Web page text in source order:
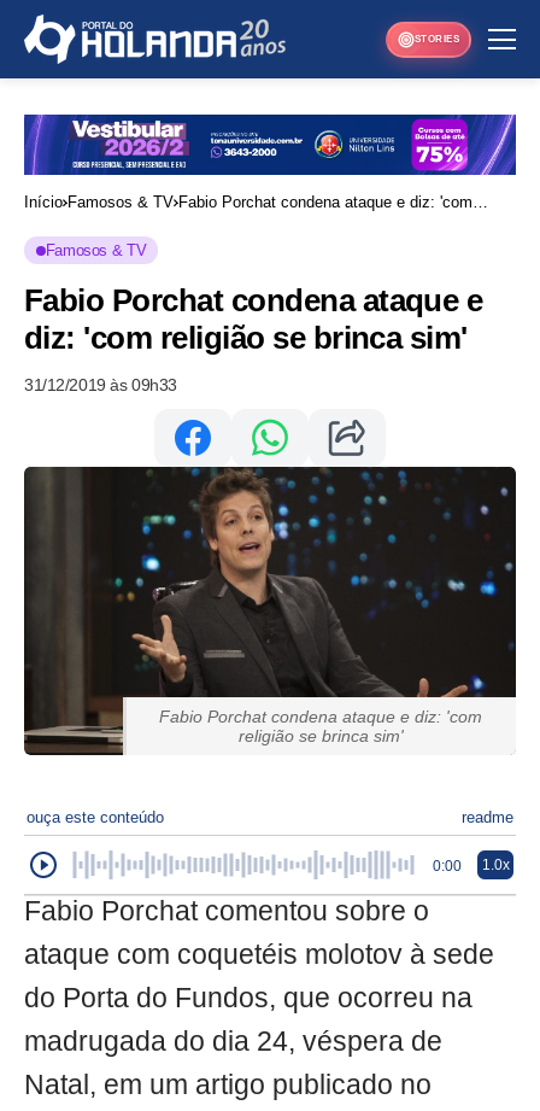
STORIES
Início Famosos & TV Fabio Porchat condena ataque e diz: 'com
Famosos & TV
Fabio Porchat condena ataque e
diz: 'com religião se brinca sim'
31/12/2019 às 09h33
Fabio Porchat condena ataque e diz: 'com
religião se brinca sim'
ouça este conteúdo readme
0:00 1.0x
Fabio Porchat comentou sobre o
ataque com coquetéis molotov à sede
do Porta do Fundos, que ocorreu na
madrugada do dia 24, véspera de
Natal, em um artigo publicado no